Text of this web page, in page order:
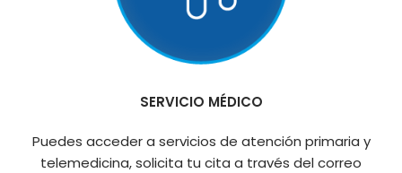
SERVICIO MÉDICO
Puedes acceder a servicios de atención primaria y
telemedicina, solicita tu cita a través del correo